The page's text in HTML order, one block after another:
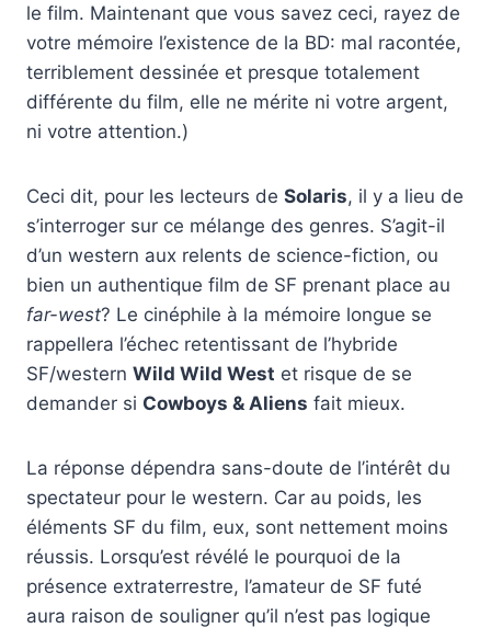
le film. Maintenant que vous savez ceci, rayez de
votre mémoire l’existence de la BD: mal racontée,
terriblement dessinée et presque totalement
différente du film, elle ne mérite ni votre argent,
ni votre attention.)
Ceci dit, pour les lecteurs de Solaris, il y a lieu de
s’interroger sur ce mélange des genres. S’agit-il
d’un western aux relents de science-fiction, ou
bien un authentique film de SF prenant place au
far-west? Le cinéphile à la mémoire longue se
rappellera l’échec retentissant de l’hybride
SF/western Wild Wild West et risque de se
demander si Cowboys & Aliens fait mieux.
La réponse dépendra sans-doute de l’intérêt du
spectateur pour le western. Car au poids, les
éléments SF du film, eux, sont nettement moins
réussis. Lorsqu’est révélé le pourquoi de la
présence extraterrestre, l’amateur de SF futé
aura raison de souligner qu’il n’est pas logique